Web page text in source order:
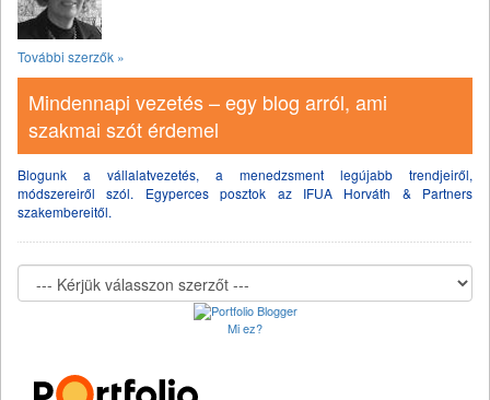
További szerzők »
Mindennapi vezetés – egy blog arról, ami
szakmai szót érdemel
Blogunk a vállalatvezetés, a menedzsment legújabb trendjeiről,
módszereiről szól. Egyperces posztok az IFUA Horváth & Partners
szakembereitől.
Mi ez?